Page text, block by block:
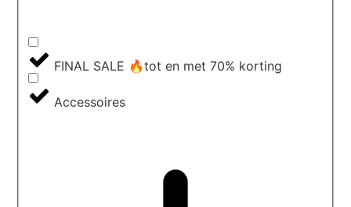
FINAL SALE 🔥tot en met 70% korting
Accessoires